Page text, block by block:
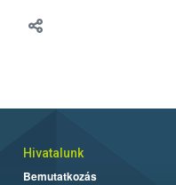
Hivatalunk
Bemutatkozás